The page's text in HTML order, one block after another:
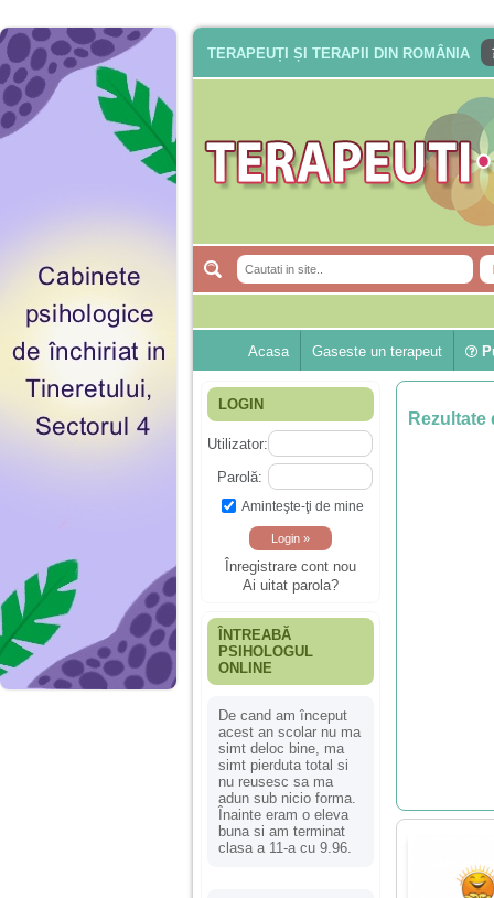
TERAPEUȚI ȘI TERAPII DIN ROMÂNIA
Acasa Gaseste un terapeut
LOGIN
Utilizator:
Parolă:
Aminteşte-ţi de mine
Înregistrare cont nou
Ai uitat parola?
ÎNTREABĂ
PSIHOLOGUL
ONLINE
De cand am început
acest an scolar nu ma
simt deloc bine, ma
simt pierduta total si
nu reusesc sa ma
adun sub nicio forma.
Înainte eram o eleva
buna si am terminat
clasa a 11-a cu 9.96.
Rezultate